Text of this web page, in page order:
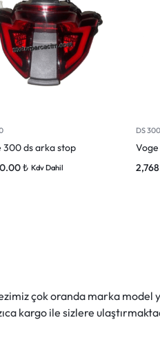
300 ds arka stop
₺ Kdv Dahil
DS 300
çok oranda marka model
kargo ile sizlere